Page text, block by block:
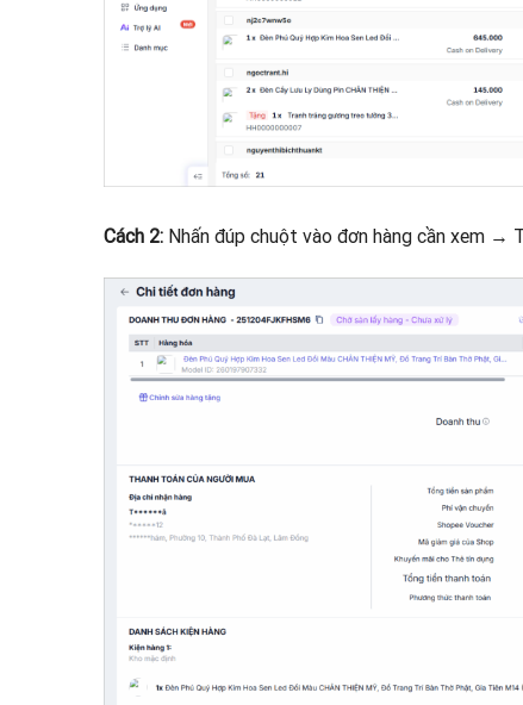
Cách 2: Nhấn đúp chuột vào đơn hàng cần xem →